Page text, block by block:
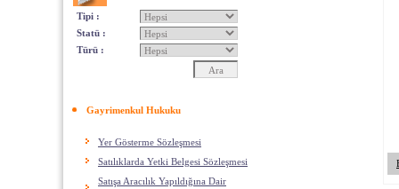
Tipi :
Statü :
Türü :
Gayrimenkul Hukuku
Yer Gösterme Sözleşmesi
Satılıklarda Yetki Belgesi Sözleşmesi
Satışa Aracılık Yapıldığına Dair